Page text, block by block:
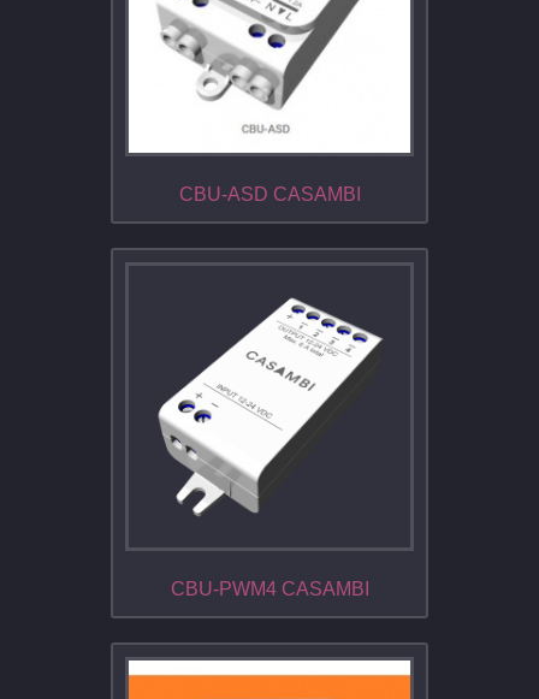
CBU-ASD CASAMBI
CBU-PWM4 CASAMBI